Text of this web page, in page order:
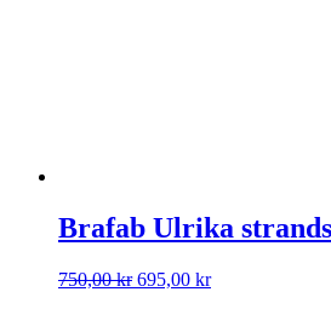
Brafab Ulrika
750,00kr Det
695,00 krDet